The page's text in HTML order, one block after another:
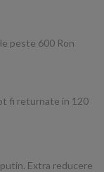
peste 600 Ron
fi returnate in 120
Extra reducere